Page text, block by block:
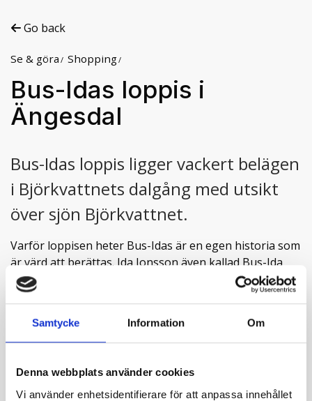
Samtycke Information Om
Denna webbplats använder cookies
Vi använder enhetsidentifierare för att anpassa innehållet
Go back
Se & göra Shopping
Bus-Idas loppis i
Ängesdal
Bus-Idas loppis ligger vackert belägen
i Björkvattnets dalgång med utsikt
över sjön Björkvattnet.
Varför loppisen heter Bus-Idas är en egen historia som
är värd att berättas. Ida Jonsson även kallad Bus-Ida
föddes 1918 och dog 1992. Hon ägde och drev den
vackra gården och hönshuset i Ängesdal som har gett
Numera är det Bjarne Rönnskog som driver Bus-Idas
som vanligtvis har öppet varje dag mellan kl. 11:00-
det är öppet +46 70-586 63 56.